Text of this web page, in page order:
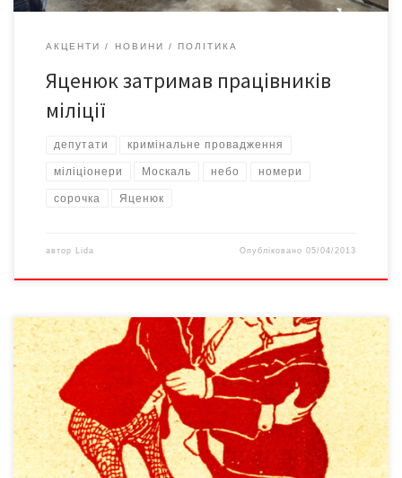
АКЦЕНТИ НОВИНИ ПОЛІТИКА
Яценюк затримав працівників
міліції
депутати кримінальне провадження
міліціонери Москаль небо номери
сорочка Яценюк
автор Lida Опубліковано05/04/2013
До редакції «Версій» звернувся громадський активіст,
ініціатор оприлюднення суперечностей між споживачами та
ПАТ «Чернівціобленерго» Геннадій Геков, який повідомив, що
став потерпілим у конфліктній сутичці з одним з чиновників
облдержадміністрації, на прийомі в якого побував у вівторок.
Г. Геков прийшов до чиновника стосовно питань діяльності